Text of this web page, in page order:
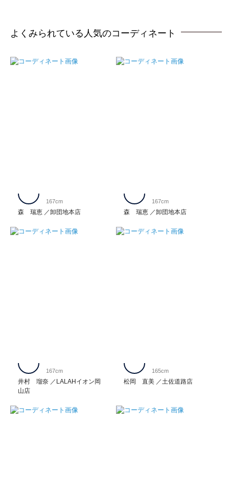
よくみられている人気のコーディネート
森 瑞恵 卸団地本店
167cm
森 瑞恵 卸団地本店
167cm
井村 瑠奈
LALAHイオン岡
山店
167cm
松岡 直美 土佐道路店
165cm